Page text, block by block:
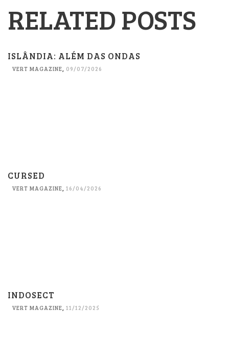
RELATED POSTS
ISLÂNDIA: ALÉM DAS ONDAS
VERT MAGAZINE 09/07/2026
CURSED
VERT MAGAZINE, 16/04/2026
INDOSECT
VERT MAGAZINE, 11/12/2025